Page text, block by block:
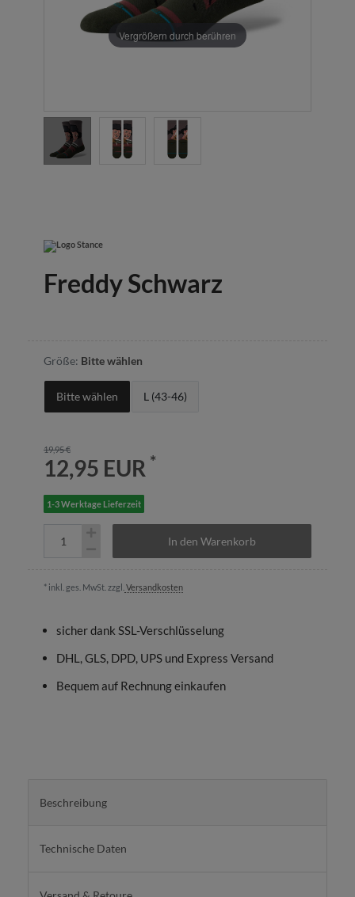
Vergrößern durch berühren
Freddy Schwarz
Größe: Bitte wählen
Bitte wählen L (43-46)
19,95 €
12,95 EUR *
1-3 Werktage Lieferzeit
In den Warenkorb
* inkl. ges. MwSt. zzgl. Versandkosten
sicher dank SSL-Verschlüsselung
DHL, GLS, DPD, UPS und Express Versand
Bequem auf Rechnung einkaufen
Beschreibung
Technische Daten